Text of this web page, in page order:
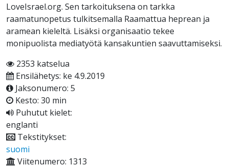
LoveIsrael.org. Sen tarkoituksena on tarkka
raamatunopetus tulkitsemalla Raamattua heprean ja
aramean kieleltä. Lisäksi organisaatio tekee
monipuolista mediatyötä kansakuntien saavuttamiseksi.
2353 katselua
Ensilähetys: ke 4.9.2019
Jaksonumero: 5
Kesto: 30 min
Puhutut kielet:
englanti
Tekstitykset:
suomi
Viitenumero: 1313